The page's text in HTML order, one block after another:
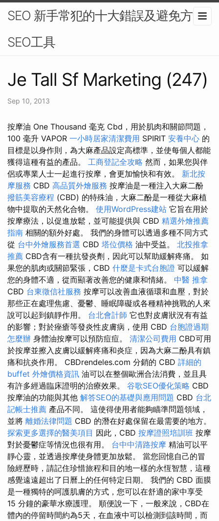
SEO 新手常犯的十大錯誤及避免方法-
SEO工具
Je Tall Sf Marketing (247)
Sep 10, 2013
按摩油 One Thousand 毫克 Cbd，用於肌肉和關節問題，
100 毫升 VAPOR 一小時居家清潔費用 SPIRIT 安養中心 的
目標是以身作則，為大麻產品設定高標準，並使每個人都能
獲得這種有益的產品。 工商登記全攻略 然而，如果您與伴
侶或專業人士一起進行按摩，會更加愉快和有效。 新北按
摩服務 CBD 高品質外燴服務 按摩油是一種注入大麻二酚
撥筋美容療程 (CBD) 的特殊油，大麻二酚是一種從大麻植
物中提取的天然化合物。 使用WordPress建站 它旨在用於
按摩療法，以促進放鬆，並可能提供與 CBD 精選外燴推薦
指南 相關的額外好處。 我們的身體可以透過多種不同方式
從 台中外燴服務首選 CBD 塔位價格 油中受益。 北投推拿
推薦 CBD含有一種抗發炎劑，因此可以幫助緩解疼痛。 如
果您的肌肉或關節緊張，CBD 什麼是卡式台胞證 可以緩解
您的身體不適，從而顯著改善您的健康和情緒。 中醫 推拿
CBD 台東徵信社服務 按摩可以改善血液循環和血壓，對於
那些正在處理焦慮、憂鬱、睡眠障礙或各種精神挑戰的人來
說可以起到鎮靜作用。 台北會計師 它也對皮膚狀況有有益
的影響；對於痤瘡等發炎性皮膚病，使用 CBD 台胞證過期
怎麼辦 身體油按摩可以預防痘痘。 清潔公司費用 CBD可用
於按摩並擦入皮膚以緩解疼痛和炎症，因為大麻二酚具有鎮
痛和抗炎作用。 CBDrendeles.com 分銷的 CBD 詳細的
buffet 外燴價格資訊 油可以在整個歐洲合法消費，並且具
有許多經過臨床證明的治療效果。 谷歌SEO優化策略 CBD
按摩油的功能與其他 解答SEO的基礎與應用問題 CBD 台北
記帳士推薦 產品不同。 這使得使用者能夠瞄準問題領域，
並將 離婚法律問題 CBD 的潛在好處保留在最需要的地方。
探索更多選擇的醫美項目 因此，CBD 按摩證照培訓班 按摩
對於憂鬱症等情況也很有用。 台中中清路按摩 精油可以平
靜心靈，並透過按摩使身體更加放鬆。 當您回憶自己的冒
險經歷時，請記住珍惜旅程和目的地一樣的永恆智慧，這種
感覺遠遠超出了日曆上的任何特定日期。 我們的 CBD 面膜
是一種獨特的呵護肌膚的方式，您可以在舒適的家中享受
15 分鐘的豪華水療護理。 順便說一下，一般來說，CBD在
體內的停留時間約為5天，在血液中可以檢測到該時間，而